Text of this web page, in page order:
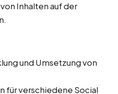
Inhalten auf der
und Umsetzung von
für verschiedene Social